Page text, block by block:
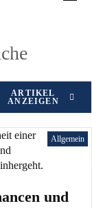
ARTIKEL
ANZEIGEN
Allgemein
und